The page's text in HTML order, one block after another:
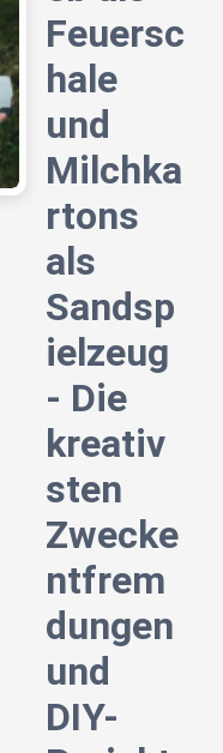
Feuersc
hale
und
Milchka
rtons
als
Sandsp
ielzeug
- Die
kreativ
sten
Zwecke
ntfrem
dungen
und
DIY-